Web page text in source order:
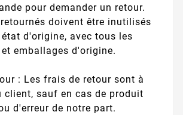
pour demander un retour.
doivent être inutilisés
d'origine, avec tous les
emballages d'origine.
: Les frais de retour sont à
client, sauf en cas de produit
d'erreur de notre part.